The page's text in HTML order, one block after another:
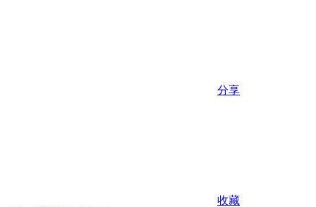
分享
收藏